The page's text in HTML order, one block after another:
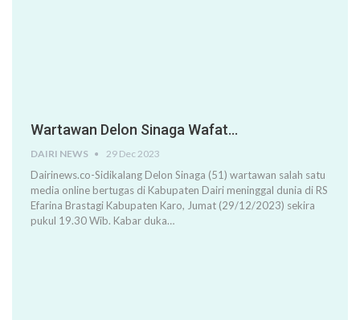
Wartawan Delon Sinaga Wafat…
DAIRI NEWS 29 Dec 2023
Dairinews.co-Sidikalang Delon Sinaga (51) wartawan salah satu
media online bertugas di Kabupaten Dairi meninggal dunia di RS
Efarina Brastagi Kabupaten Karo, Jumat (29/12/2023) sekira
pukul 19.30 Wib. Kabar duka…